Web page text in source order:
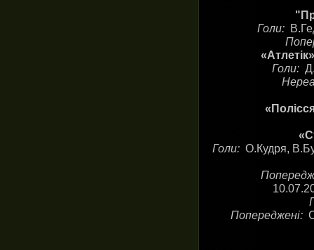
Голи:
Голи:
Голи: О.Кудря,
Попереджені: